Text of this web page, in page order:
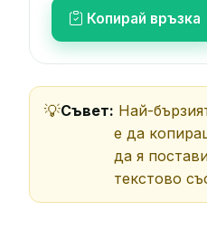
Копирай връзка
Съвет: Най-
е да
да я
текстово